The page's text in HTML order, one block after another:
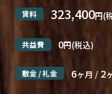
賃料 323,400円(
共益費 0円(税込)
敷金 / 礼金 6ヶ月 / 2